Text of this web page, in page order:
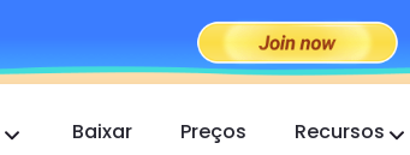
Baixar Preços Recursos